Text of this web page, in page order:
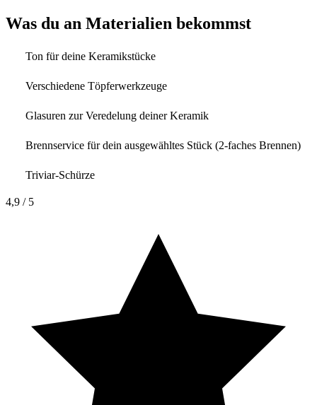
Was du an Materialien bekommst
Ton für deine Keramikstücke
Verschiedene Töpferwerkzeuge
Glasuren zur Veredelung deiner Keramik
Brennservice für dein ausgewähltes Stück (2-faches Brennen)
Triviar-Schürze
4,9 / 5